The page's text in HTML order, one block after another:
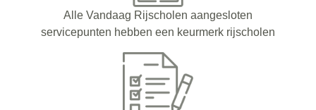
Alle Vandaag Rijscholen aangesloten
servicepunten hebben een keurmerk rijscholen